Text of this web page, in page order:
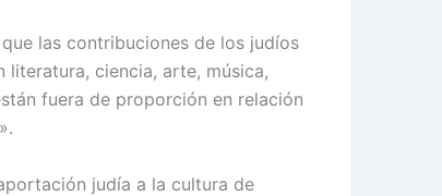
las contribuciones de los judíos
literatura, ciencia, arte, música,
fuera de proporción en relación
judía a la cultura de